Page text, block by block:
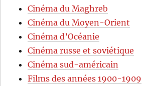
Cinéma du Maghreb
Cinéma du Moyen-Orient
Cinéma d’Océanie
Cinéma russe et soviétique
Cinéma sud-américain
Films des années 1900-1909